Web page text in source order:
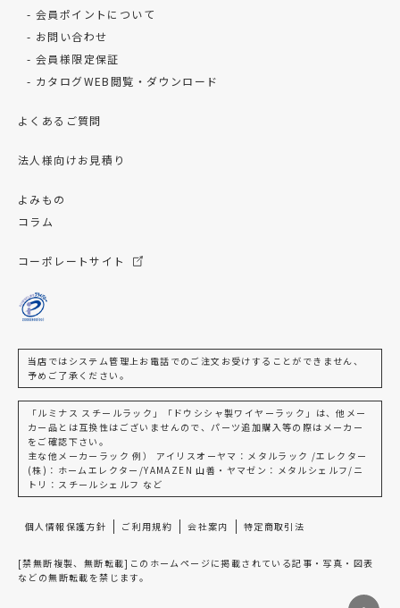
会員ポイントについて
お問い合わせ
会員様限定保証
カタログWEB閲覧・ダウンロード
よくあるご質問
法人様向けお見積り
よみもの
コラム
コーポレートサイト
当店ではシステム管理上お電話でのご注文お受けすることができません、
予めご了承ください。
「ルミナス スチールラック」「ドウシシャ製ワイヤーラック」は、他メー
カー品とは互換性はございませんので、パーツ追加購入等の際はメーカー
をご確認下さい。
主な他メーカーラック 例） アイリスオーヤマ：メタルラック /エレクター
(株)：ホームエレクター/YAMAZEN 山善・ヤマゼン：メタルシェルフ/ニ
トリ：スチールシェルフ など
個人情報保護方針 ご利用規約 会社案内 特定商取引法
[禁無断複製、無断転載]このホームページに掲載されている記事・写真・図表
などの無断転載を禁じます。